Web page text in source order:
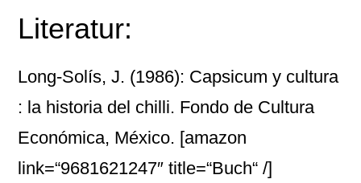
Literatur:
Long-Solís, J. (1986): Capsicum y cultura
: la historia del chilli. Fondo de Cultura
Económica, México. [amazon
link=“9681621247″ title=“Buch“ /]